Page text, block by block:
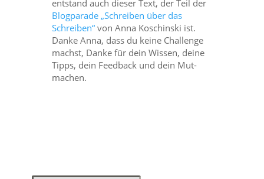
entstand auch dieser Text, der Teil der
Blogparade „Schreiben über das
Schreiben“von Anna Koschinski ist.
Danke Anna, dass du keine Challenge
machst, Danke für dein Wissen, deine
Tipps, dein Feedback und dein Mut-
machen.